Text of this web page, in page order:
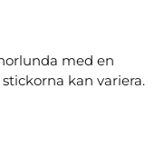
med en
kan variera.